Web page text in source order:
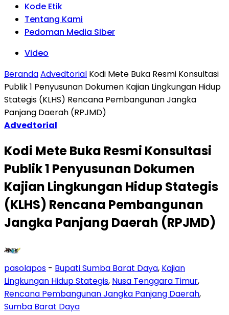
Kode Etik
Tentang Kami
Pedoman Media Siber
Video
BerandaAdvedtorial Kodi Mete Buka Resmi Konsultasi
Publik 1 Penyusunan Dokumen Kajian Lingkungan Hidup
Stategis (KLHS) Rencana Pembangunan Jangka
Panjang Daerah (RPJMD)
Advedtorial
Kodi Mete Buka Resmi Konsultasi
Publik 1 Penyusunan Dokumen
Kajian Lingkungan Hidup Stategis
(KLHS) Rencana Pembangunan
Jangka Panjang Daerah (RPJMD)
pasolapos - Bupati Sumba Barat Daya, Kajian
Lingkungan Hidup Stategis, Nusa Tenggara Timur,
Rencana Pembangunan Jangka Panjang Daerah,
Sumba Barat Daya